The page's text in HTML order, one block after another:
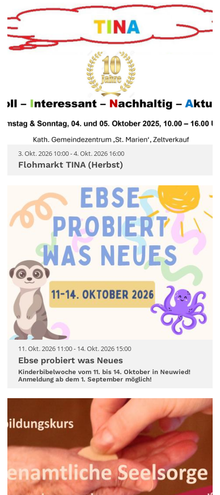
3. Okt. 2026 10:00 - 4. Okt. 2026 16:00
Flohmarkt TINA (Herbst)
11. Okt. 2026 11:00 - 14. Okt. 2026 15:00
Ebse probiert was Neues
Kinderbibelwoche vom 11. bis 14. Oktober in Neuwied!
Anmeldung ab dem 1. September möglich!